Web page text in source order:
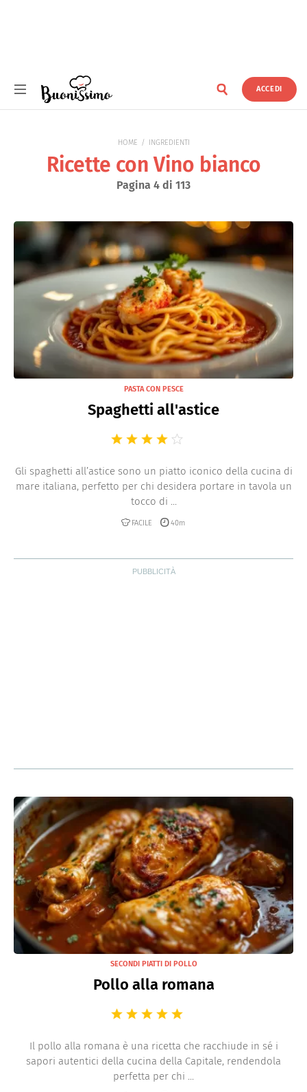
ACCEDI
HOME INGREDIENTI
Ricette con Vino bianco
Pagina 4 di 113
PASTA CON PESCE
Spaghetti all'astice
Gli spaghetti all’astice sono un piatto iconico della cucina di
mare italiana, perfetto per chi desidera portare in tavola un
tocco di ...
FACILE 40m
SECONDI PIATTI DI POLLO
Pollo alla romana
Il pollo alla romana è una ricetta che racchiude in sé i
sapori autentici della cucina della Capitale, rendendola
perfetta per chi ...